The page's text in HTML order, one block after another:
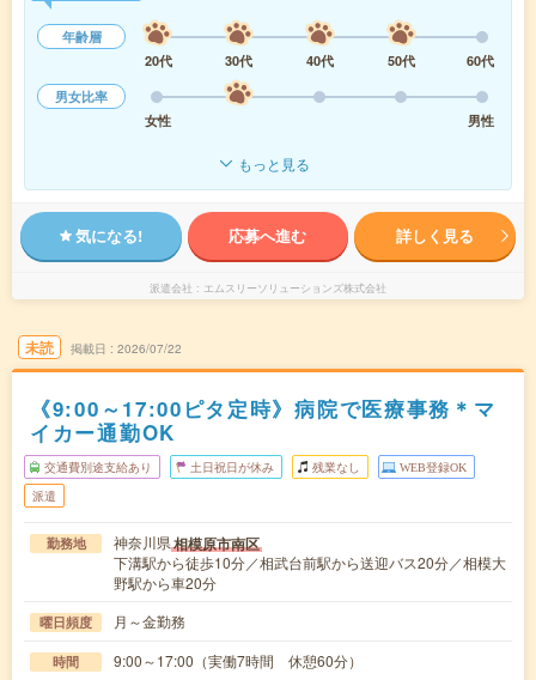
年齢層
20代
30代 40代 50代
60代
男女比率
女性
男性
もっと見る
気になる! 応募へ進む 詳しく見る
派遣会社 エムスリーソリューションズ株式会社
未読 掲載日 2026/07/22
《9:00～17:00ピタ定時》病院で医療事務＊マ
イカー通勤OK
交通費別途支給あり 土日祝日が休み 残業なし WEB登録OK
派遣
勤務地 神奈川県相模原市南区
下溝駅から徒歩10分／相武台前駅から送迎バス20分／相模大
野駅から車20分
曜日頻度 月～金勤務
時間 9:00～17:00（実働7時間 休憩60分）